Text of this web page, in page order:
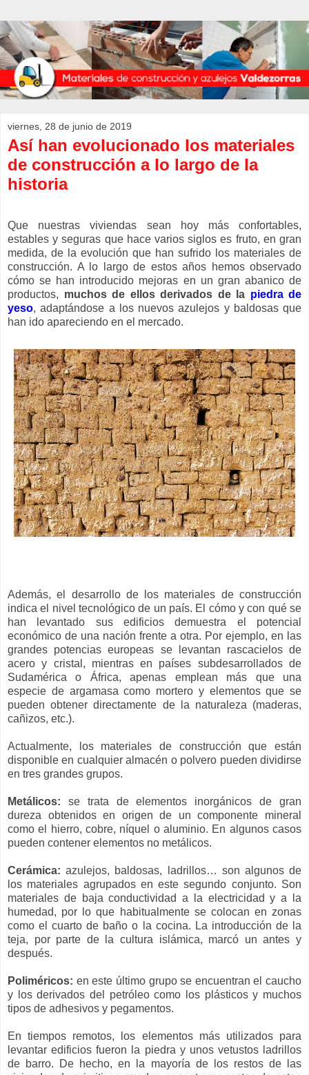
viernes, 28 de junio de 2019
Así han evolucionado los materiales
de construcción a lo largo de la
historia
Que nuestras viviendas sean hoy más confortables,
estables y seguras que hace varios siglos es fruto, en gran
medida, de la evolución que han sufrido los materiales de
construcción. A lo largo de estos años hemos observado
cómo se han introducido mejoras en un gran abanico de
productos, muchos de ellos derivados de la piedra de
yeso, adaptándose a los nuevos azulejos y baldosas que
han ido apareciendo en el mercado.
Además, el desarrollo de los materiales de construcción
indica el nivel tecnológico de un país. El cómo y con qué se
han levantado sus edificios demuestra el potencial
económico de una nación frente a otra. Por ejemplo, en las
grandes potencias europeas se levantan rascacielos de
acero y cristal, mientras en países subdesarrollados de
Sudamérica o África, apenas emplean más que una
especie de argamasa como mortero y elementos que se
pueden obtener directamente de la naturaleza (maderas,
cañizos, etc.).
Actualmente, los materiales de construcción que están
disponible en cualquier almacén o polvero pueden dividirse
en tres grandes grupos.
Metálicos: se trata de elementos inorgánicos de gran
dureza obtenidos en origen de un componente mineral
como el hierro, cobre, níquel o aluminio. En algunos casos
pueden contener elementos no metálicos.
Cerámica: azulejos, baldosas, ladrillos… son algunos de
los materiales agrupados en este segundo conjunto. Son
materiales de baja conductividad a la electricidad y a la
humedad, por lo que habitualmente se colocan en zonas
como el cuarto de baño o la cocina. La introducción de la
teja, por parte de la cultura islámica, marcó un antes y
después.
Poliméricos: en este último grupo se encuentran el caucho
y los derivados del petróleo como los plásticos y muchos
tipos de adhesivos y pegamentos.
En tiempos remotos, los elementos más utilizados para
levantar edificios fueron la piedra y unos vetustos ladrillos
de barro. De hecho, en la mayoría de los restos de las